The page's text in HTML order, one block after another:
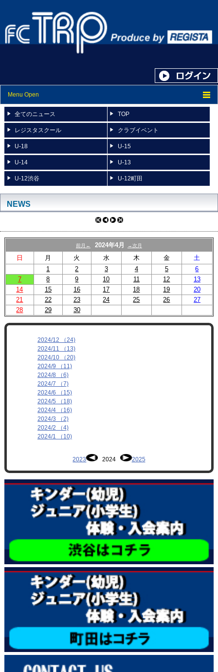
Menu Open
トップ
ニュース
スケジュール
スタッフ紹介
プロフィール
リンク
全てのニュース TOP
レジスタスクール クラブイベント
U-18 U-15
U-14 U-13
U-12渋谷 U-12町田
NEWS
前月← 2024年4月 →次月
日 月 火 水 木 金
土
1
2 3 4 5
6
7
8 9 10 11 12
13
14
15 16 17 18 19
20
21
22 23 24 25 26
27
28
29 30
2024/12 （24)
2024/11 （13)
2024/10 （20)
2024/9 （11)
2024/8 （6)
2024/7 （7)
2024/6 （15)
2024/5 （18)
2024/4 （16)
2024/3 （2)
2024/2 （4)
2024/1 （10)
2023 2024 2025